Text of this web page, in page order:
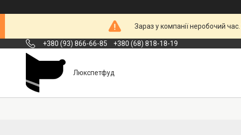
Зараз у компанії неробочий
+380 (93) 866-66-85 +380 (68) 818-18-19
Люкспетфуд